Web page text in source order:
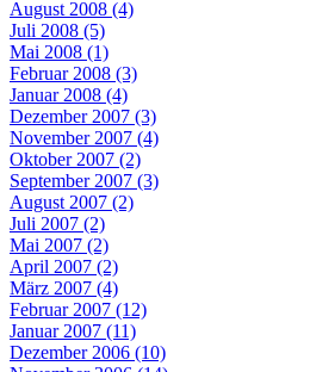
August 2008 (4)
Juli 2008 (5)
Mai 2008 (1)
Februar 2008 (3)
Januar 2008 (4)
Dezember 2007 (3)
November 2007 (4)
Oktober 2007 (2)
September 2007 (3)
August 2007 (2)
Juli 2007 (2)
Mai 2007 (2)
April 2007 (2)
März 2007 (4)
Februar 2007 (12)
Januar 2007 (11)
Dezember 2006 (10)